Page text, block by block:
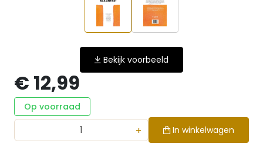
Bekijk voorbeeld
€ 12,99
Op voorraad
+ In winkelwagen